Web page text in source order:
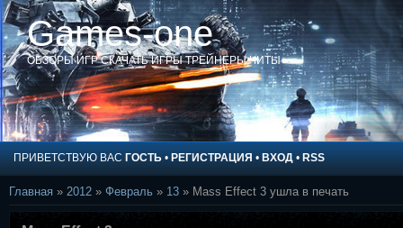
Games-one
ОБЗОРЫ ИГР СКАЧАТЬ ИГРЫ ТРЕЙНЕРЫ ЧИТЫ
ПРИВЕТСТВУЮ ВАС ГОСТЬ • РЕГИСТРАЦИЯ • ВХОД • RSS
Главная » 2012 » Февраль » 13 » Mass Effect 3 ушла в печать